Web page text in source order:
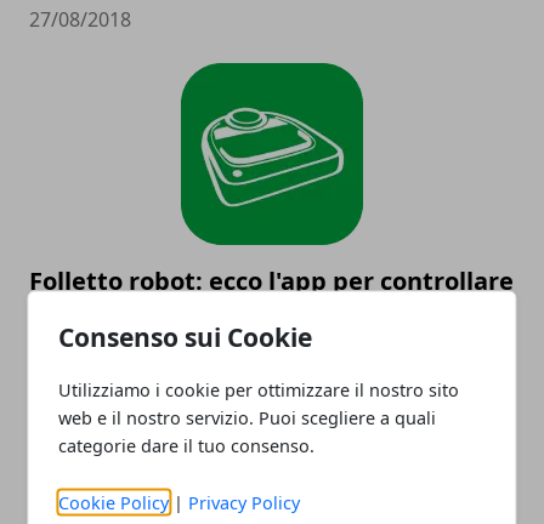
Consenso sui Cookie
Utilizziamo i cookie per ottimizzare il nostro sito
web e il nostro servizio. Puoi scegliere a quali
categorie dare il tuo consenso.
Cookie Policy | Privacy Policy
27/08/2018
Folletto robot: ecco l'app per controllare
06/08/2018